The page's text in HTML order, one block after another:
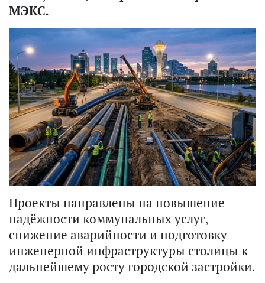
МЭКС.
Проекты направлены на повышение
надёжности коммунальных услуг,
снижение аварийности и подготовку
инженерной инфраструктуры столицы к
дальнейшему росту городской застройки.